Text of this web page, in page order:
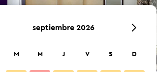
septiembre 2026
M M J V S D